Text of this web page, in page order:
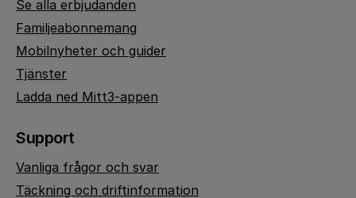
Se alla erbjudanden
Familjeabonnemang
Mobilnyheter och guider
Tjänster
Ladda ned Mitt3-appen
Support
Vanliga frågor och svar
Täckning och driftinformation